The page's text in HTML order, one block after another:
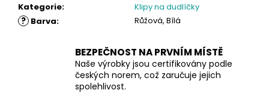
Kategorie: Klipy na dudlíčky
? Barva: Růžová, Bílá
BEZPEČNOST NA PRVNÍM MÍSTĚ
Naše výrobky jsou certifikovány podle
českých norem, což zaručuje jejich
spolehlivost.